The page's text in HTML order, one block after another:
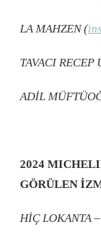
LA MAHZEN (
TAVACI RECEP
ADİL
2024
GÖRÜLEN
HİÇ LOKANTA